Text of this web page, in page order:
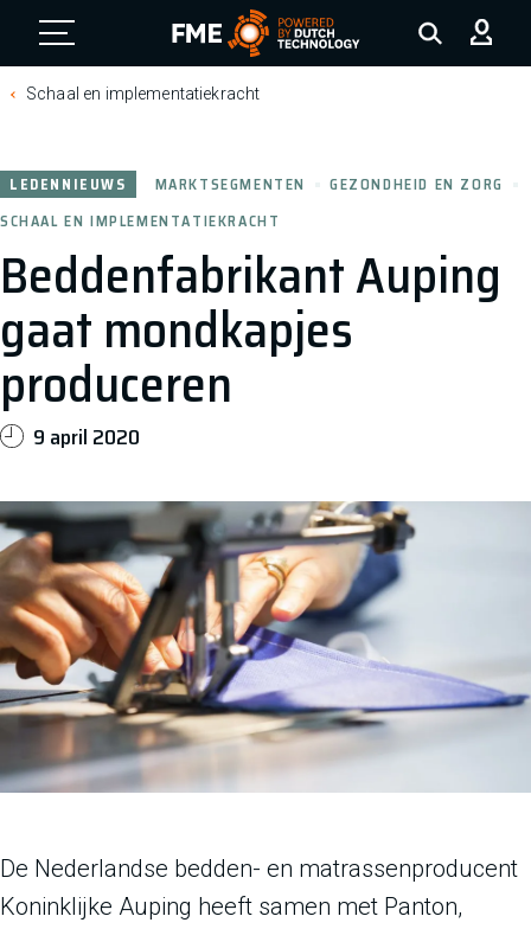
FME Logo, to the homepage
Schaal en implementatiekracht
Beddenfabrikant Auping
gaat mondkapjes
produceren
LEDENNIEUWS MARKTSEGMENTEN
GEZONDHEID EN ZORG
SCHAAL EN IMPLEMENTATIEKRACHT
9 april 2020
De Nederlandse bedden- en matrassenproducent
Koninklijke Auping heeft samen met Panton,